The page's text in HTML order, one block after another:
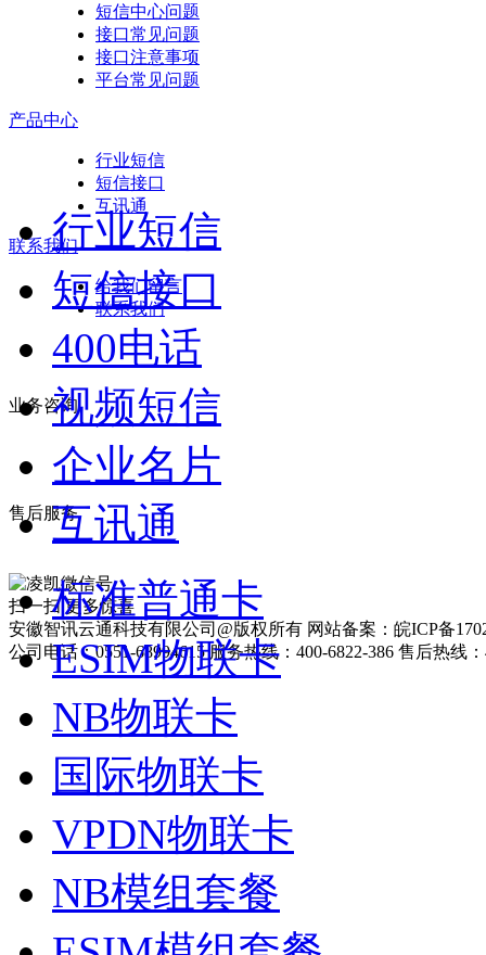
短信中心问题
接口常见问题
接口注意事项
平台常见问题
产品中心
行业短信
短信接口
互讯通
联系我们
给我们留言
联系我们
业务咨询
售后服务
扫一扫 更多惊喜
安徽智讯云通科技有限公司@版权所有 网站备案：皖ICP备
公司电话：0551-68994615 服务热线：400-6822-386 售后热线：
行业短信
短信接口
400电话
视频短信
企业名片
互讯通
标准普通卡
ESIM物联卡
NB物联卡
国际物联卡
VPDN物联卡
NB模组套餐